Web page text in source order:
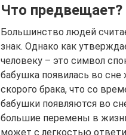
Что предвещает?
Большинство людей
знак. Однако как
человеку – это символ
бабушка появилась во
скорого брака, что со
бабушки появляются во
большие перемены в
может с легкостью